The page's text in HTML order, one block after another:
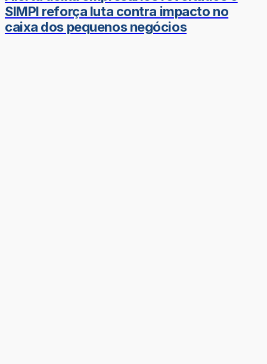
SIMPI reforça luta contra impacto no
caixa dos pequenos negócios